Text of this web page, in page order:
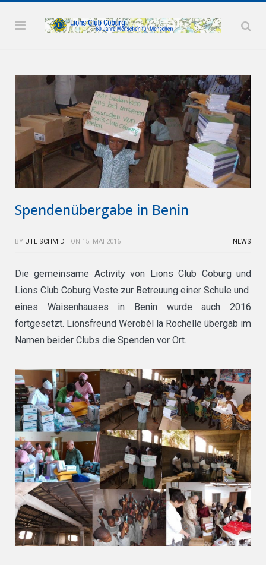
Spendenübergabe in Benin
BY UTE SCHMIDT ON 15. MAI 2016 NEWS
Die gemeinsame Activity von Lions Club Coburg und
Lions Club Coburg Veste zur Betreuung einer Schule und
eines Waisenhauses in Benin wurde auch 2016
fortgesetzt. Lionsfreund Werobèl la Rochelle übergab im
Namen beider Clubs die Spenden vor Ort.